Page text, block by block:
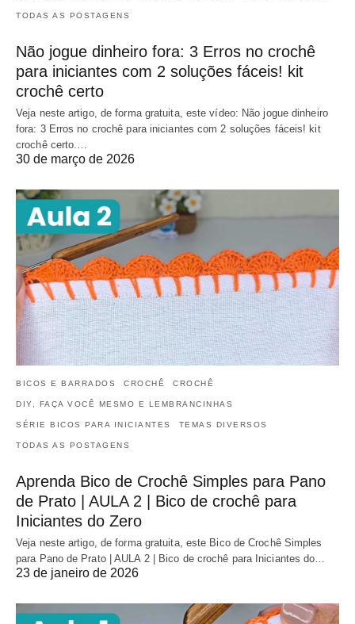
TODAS AS POSTAGENS
Não jogue dinheiro fora: 3 Erros no crochê
para iniciantes com 2 soluções fáceis! kit
crochê certo
Veja neste artigo, de forma gratuita, este vídeo: Não jogue dinheiro
fora: 3 Erros no crochê para iniciantes com 2 soluções fáceis! kit
crochê certo.…
30 de março de 2026
BICOS E BARRADOS CROCHÊ CROCHÊ
DIY, FAÇA VOCÊ MESMO E LEMBRANCINHAS
SÉRIE BICOS PARA INICIANTES TEMAS DIVERSOS
TODAS AS POSTAGENS
Aprenda Bico de Crochê Simples para Pano
de Prato | AULA 2 | Bico de crochê para
Iniciantes do Zero
Veja neste artigo, de forma gratuita, este Bico de Crochê Simples
para Pano de Prato | AULA 2 | Bico de crochê para Iniciantes do…
23 de janeiro de 2026